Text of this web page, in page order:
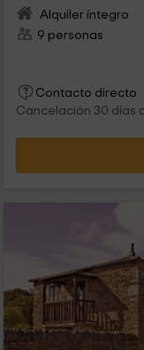
Alquiler íntegro
9 personas
Contacto directo
Cancelación 30 días